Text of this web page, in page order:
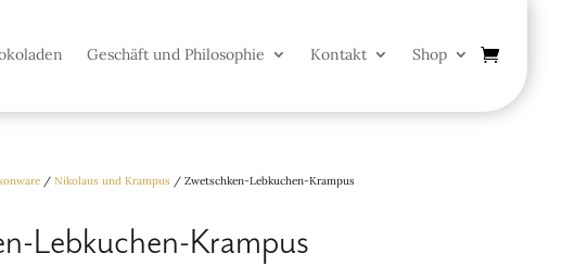
Geschäft und Philosophie Kontakt Shop
/ Nikolaus und Krampus / Zwetschken-Lebkuchen-Krampus
Lebkuchen-Krampus